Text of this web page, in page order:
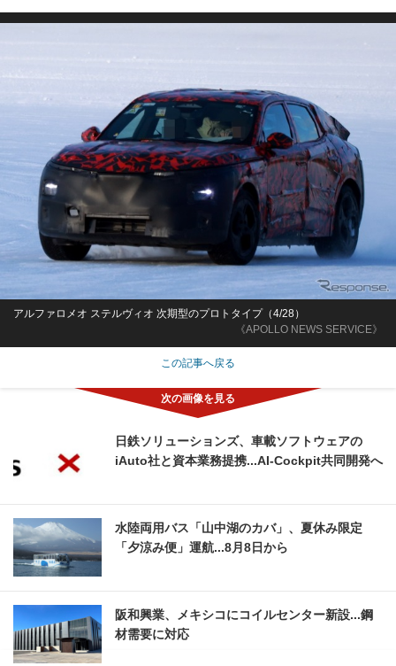
《APOLLO NEWS SERVICE》
アルファロメオ ステルヴィオ 次期型のプロトタイプ（4/28）
この記事へ戻る
日鉄ソリューションズ、車載ソフトウェアの
iAuto社と資本業務提携...AI-Cockpit共同開発へ
水陸両用バス「山中湖のカバ」、夏休み限定
「夕涼み便」運航...8月8日から
阪和興業、メキシコにコイルセンター新設...鋼
材需要に対応